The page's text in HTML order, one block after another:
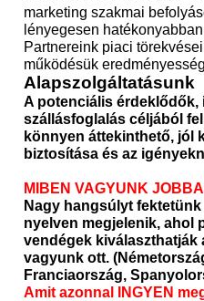
marketing szakmai
lényegesen
Partnereink piaci
működésük
Alapszolgáltatásunk
A potenciális érdeklődők,
szállásfoglalás céljából
könnyen áttekinthető, jól
biztosítása és az
MIBEN VAGYUNK
Nagy hangsúlyt
nyelven megjelenik, ahol
vendégek kiválaszthatják
vagyunk ott.
Franciaország,
Amit azonnal INGYEN